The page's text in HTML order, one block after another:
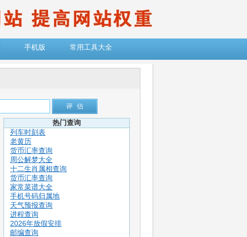
手机版 常用工具大全
热门查询
列车时刻表
老黄历
货币汇率查询
周公解梦大全
十二生肖属相查询
货币汇率查询
家常菜谱大全
手机号码归属地
天气预报查询
进程查询
2026年放假安排
邮编查询